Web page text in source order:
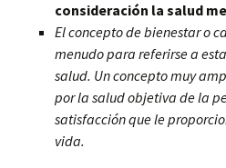
consideración la salud
El concepto de bienestar o
menudo para referirse a
salud. Un concepto muy
por la salud objetiva de la
satisfacción que le
vida.